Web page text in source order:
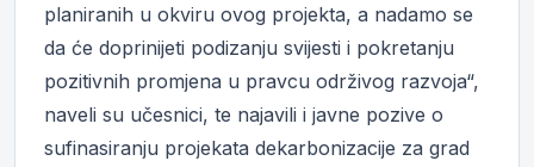
planiranih u okviru ovog projekta, a nadamo se
da će doprinijeti podizanju svijesti i pokretanju
pozitivnih promjena u pravcu održivog razvoja“,
naveli su učesnici, te najavili i javne pozive o
sufinasiranju projekata dekarbonizacije za grad